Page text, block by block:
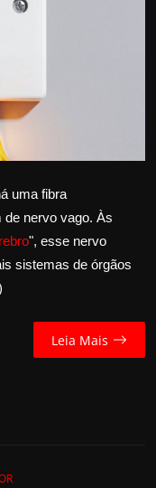
uma fibra
nervo vago. Às
", esse nervo
sistemas de órgãos
Leia Mais